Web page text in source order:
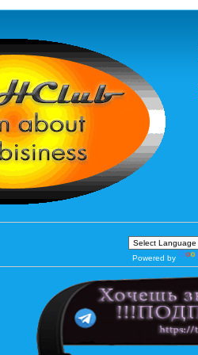
Powered by